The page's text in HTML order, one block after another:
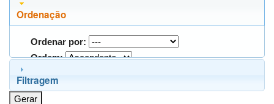
Ordenação
Ordenar por:
Ordem:
Filtragem